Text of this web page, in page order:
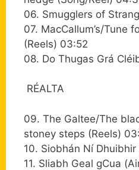
06. Smugglers of
07. MacCallum’s/Tune
(Reels) 03:52
08. Do Thugas Grá
RÉALTA
09. The Galtee/The
stoney steps (Reels)
10. Siobhán Ní
11. Sliabh Geal gCua